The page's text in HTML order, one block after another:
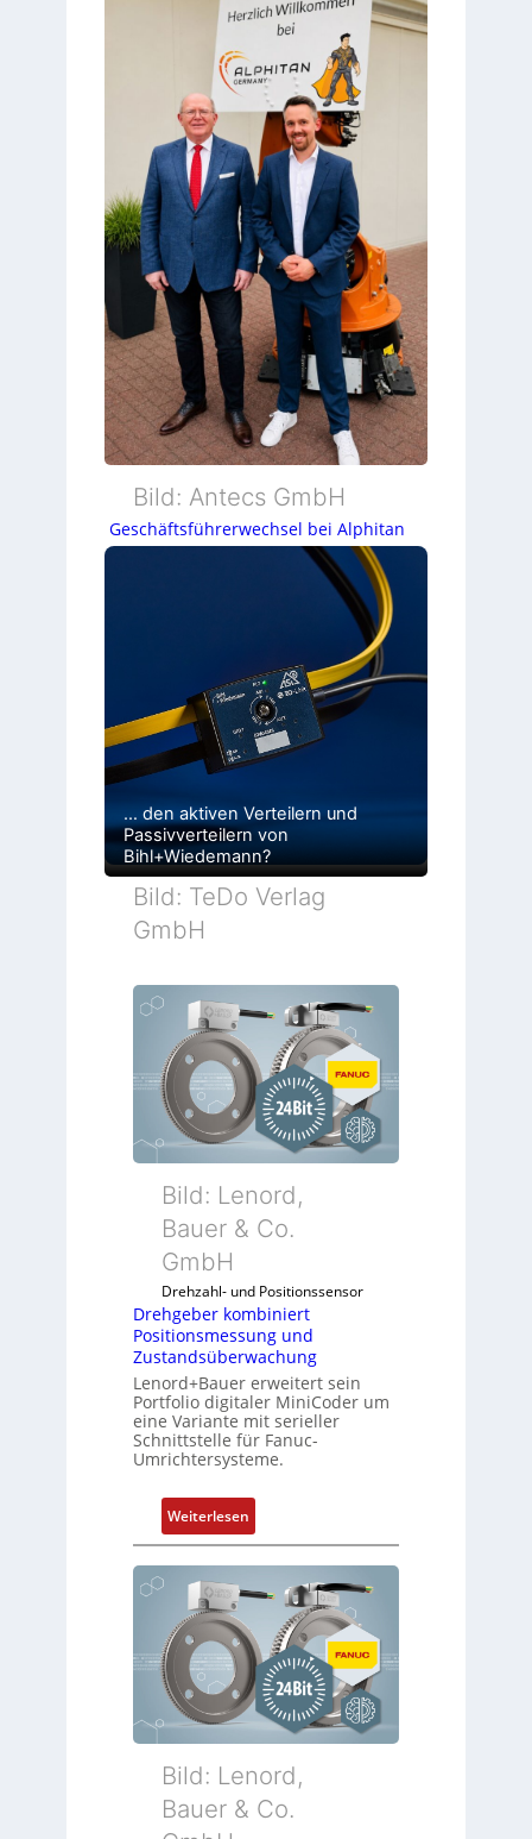
Bild: Antecs GmbH
Geschäftsführerwechsel bei Alphitan
… den aktiven Verteilern und
Passivverteilern von
Bihl+Wiedemann?
Bild: TeDo Verlag
GmbH
Bild: Lenord,
Bauer & Co.
GmbH
Drehzahl- und Positionssensor
Drehgeber kombiniert
Positionsmessung und
Zustandsüberwachung
Lenord+Bauer erweitert sein
Portfolio digitaler MiniCoder um
eine Variante mit serieller
Schnittstelle für Fanuc-
Umrichtersysteme.
Weiterlesen:
D
r
e
g
e
b
e
r
o
m
Bild: Lenord,
Bauer & Co.